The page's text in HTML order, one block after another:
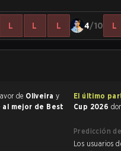
L L L 4/10 L
de Oliveira y
al mejor de Best
El último
Cup 2026
Predicción
Los usuarios de Strafe tenían un favorito